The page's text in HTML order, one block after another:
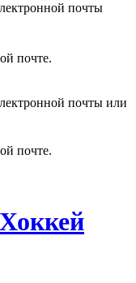
почты
почте.
почты или
почте.
Хоккей